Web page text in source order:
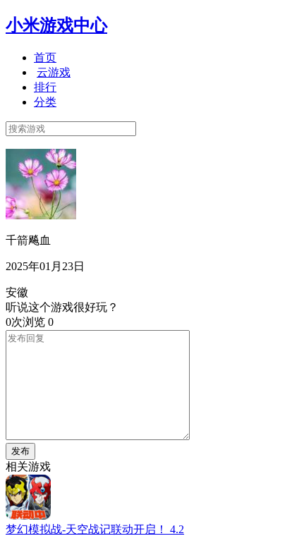
小米游戏中心
首页
云游戏
排行
分类
千箭飚血
2025年01月23日
安徽
听说这个游戏很好玩？
0次浏览 0
发布
相关游戏
梦幻模拟战-天空战记联动开启！
4.2